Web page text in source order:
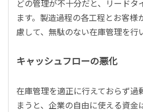
どの管理が不十分だと、リードタ
ます。製造過程の各工程とお客様
慮して、無駄のない在庫管理を行
キャッシュフローの悪化
在庫管理を適正に行えておらず過
まうと、企業の自由に使える資金